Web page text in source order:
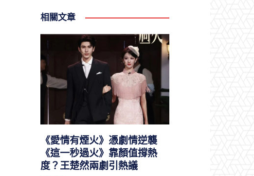
相關文章
《愛情有煙火》憑劇情逆襲
《這一秒過火》靠顏值撐熱
度？王楚然兩劇引熱議